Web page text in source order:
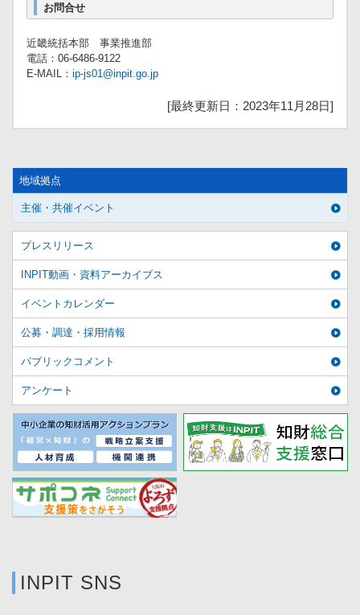
お問合せ
近畿統括本部 事業推進部
電話：06-6486-9122
E-MAIL： ip-js01@inpit.go.jp
[最終更新日：2023年11月28日]
地域拠点
主催・共催イベント
プレスリリース
INPIT動画・資料アーカイブス
イベントカレンダー
公募・調達・採用情報
パブリックコメント
アンケート
INPIT SNS